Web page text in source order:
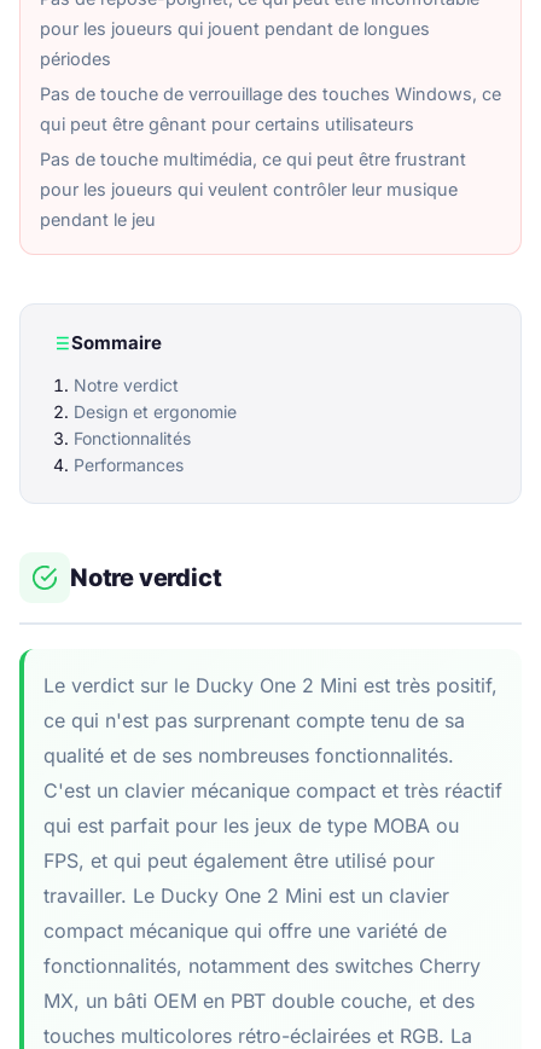
pour les joueurs qui jouent pendant de longues
périodes
Pas de touche de verrouillage des touches Windows, ce
qui peut être gênant pour certains utilisateurs
Pas de touche multimédia, ce qui peut être frustrant
pour les joueurs qui veulent contrôler leur musique
pendant le jeu
Sommaire
Notre verdict
Design et ergonomie
Fonctionnalités
Performances
Notre verdict
Le verdict sur le Ducky One 2 Mini est très positif,
ce qui n'est pas surprenant compte tenu de sa
qualité et de ses nombreuses fonctionnalités.
C'est un clavier mécanique compact et très réactif
qui est parfait pour les jeux de type MOBA ou
FPS, et qui peut également être utilisé pour
travailler. Le Ducky One 2 Mini est un clavier
compact mécanique qui offre une variété de
fonctionnalités, notamment des switches Cherry
MX, un bâti OEM en PBT double couche, et des
touches multicolores rétro-éclairées et RGB. La